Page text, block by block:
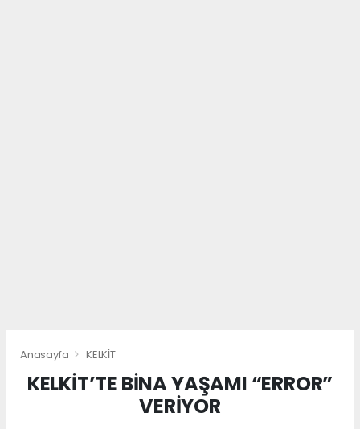
Anasayfa KELKİT
KELKİT’TE BİNA YAŞAMI “ERROR”
VERİYOR